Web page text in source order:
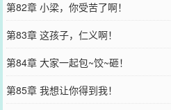
第82章 小梁，你受苦了啊！
第83章 这孩子，仁义啊！
第84章 大家一起包~饺~砸！
第85章 我想让你得到我！